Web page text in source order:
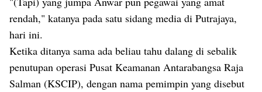
rendah," katanya pada satu sidang media di Putrajaya,
hari ini.
Ketika ditanya sama ada beliau tahu dalang di sebalik
penutupan operasi Pusat Keamanan Antarabangsa Raja
Salman (KSCIP), dengan nama pemimpin yang disebut